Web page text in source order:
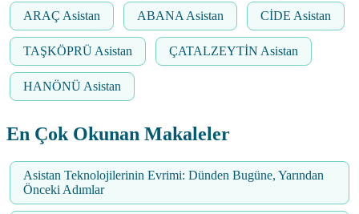
ARAÇ Asistan ABANA Asistan CİDE Asistan
TAŞKÖPRÜ Asistan ÇATALZEYTİN Asistan
HANÖNÜ Asistan
En Çok Okunan Makaleler
Asistan Teknolojilerinin Evrimi: Dünden Bugüne, Yarından
Önceki Adımlar